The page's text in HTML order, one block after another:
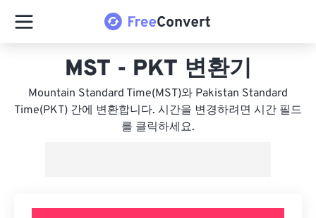
MST - PKT 변환기
Mountain Standard Time(MST)와 Pakistan Standard
Time(PKT) 간에 변환합니다. 시간을 변경하려면 시간 필드
를 클릭하세요.